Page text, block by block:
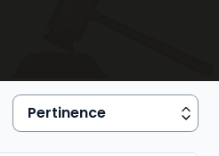
conditions de travail